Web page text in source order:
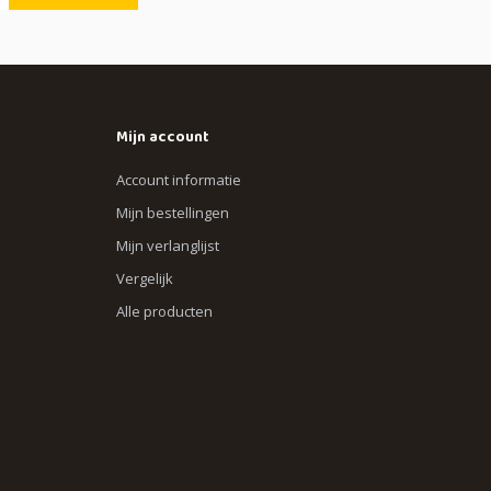
Mijn account
Account informatie
Mijn bestellingen
Mijn verlanglijst
Vergelijk
Alle producten